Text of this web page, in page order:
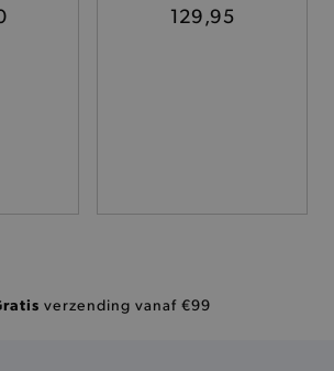
129,95
verzending vanaf €99
op de site en zorgen ervoor dat de